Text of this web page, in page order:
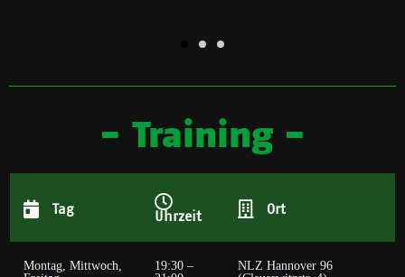
- Training -
Tag Uhrzeit Ort
Montag, Mittwoch,
19:30 –
NLZ Hannover 96